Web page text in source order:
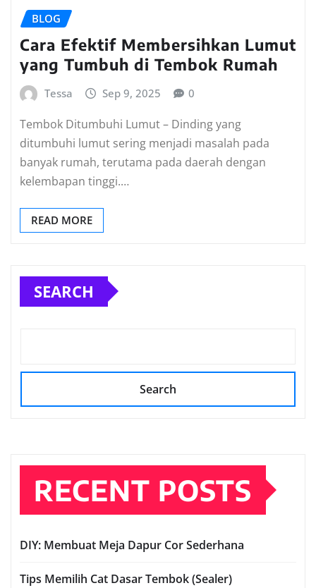
BLOG
Cara Efektif Membersihkan Lumut
yang Tumbuh di Tembok Rumah
Tessa Sep 9, 2025 0
Tembok Ditumbuhi Lumut – Dinding yang
ditumbuhi lumut sering menjadi masalah pada
banyak rumah, terutama pada daerah dengan
kelembapan tinggi.…
READ MORE
SEARCH
Search
RECENT POSTS
DIY: Membuat Meja Dapur Cor Sederhana
Tips Memilih Cat Dasar Tembok (Sealer)